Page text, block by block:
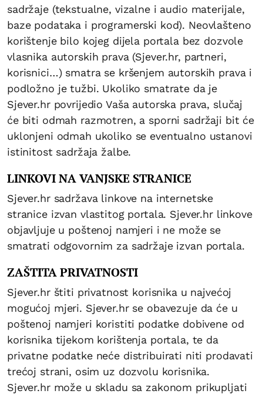
sadržaje (tekstualne, vizalne i audio materijale,
baze podataka i programerski kod). Neovlašteno
korištenje bilo kojeg dijela portala bez dozvole
vlasnika autorskih prava (Sjever.hr, partneri,
korisnici…) smatra se kršenjem autorskih prava i
podložno je tužbi. Ukoliko smatrate da je
Sjever.hr povrijedio Vaša autorska prava, slučaj
će biti odmah razmotren, a sporni sadržaji bit će
uklonjeni odmah ukoliko se eventualno ustanovi
istinitost sadržaja žalbe.
LINKOVI NA VANJSKE STRANICE
Sjever.hr sadržava linkove na internetske
stranice izvan vlastitog portala. Sjever.hr linkove
objavljuje u poštenoj namjeri i ne može se
smatrati odgovornim za sadržaje izvan portala.
ZAŠTITA PRIVATNOSTI
Sjever.hr štiti privatnost korisnika u najvećoj
mogućoj mjeri. Sjever.hr se obavezuje da će u
poštenoj namjeri koristiti podatke dobivene od
korisnika tijekom korištenja portala, te da
privatne podatke neće distribuirati niti prodavati
trećoj strani, osim uz dozvolu korisnika.
Sjever.hr može u skladu sa zakonom prikupljati